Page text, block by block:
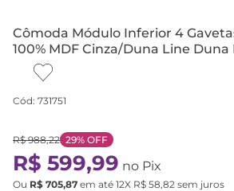
Cômoda Módulo Inferior 4
100% MDF Cinza/Duna Line Duna
Cód: 731751
R$ 988,22 29% OFF
R$ 599,99 no Pix
Ou R$ 705,87 em até 12X R$ 58,82 sem juros